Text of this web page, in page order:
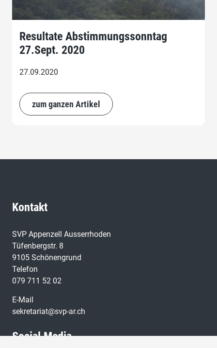
Resultate Abstimmungssonntag
27.Sept. 2020
27.09.2020
zum ganzen Artikel
Kontakt
SVP Appenzell Ausserrhoden
Tüfenbergstr. 8
9105 Schönengrund
Telefon
079 711 52 02
E-Mail
sekretariat@svp-ar.ch
Social Media